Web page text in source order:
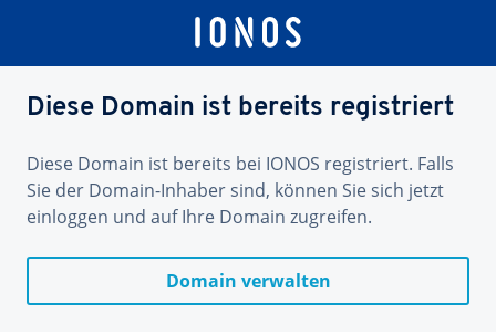
Diese Domain ist bereits registriert
Diese Domain ist bereits bei IONOS registriert. Falls
Sie der Domain-Inhaber sind, können Sie sich jetzt
einloggen und auf Ihre Domain zugreifen.
Domain verwalten